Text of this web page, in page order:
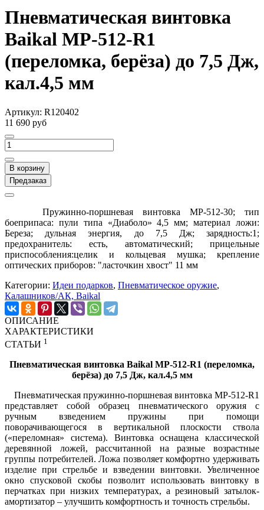
Пневматическая винтовка
Baikal МР-512-R1
(переломка, берёза) до 7,5 Дж,
кал.4,5 мм
Артикул: R120402
11 690 руб
В корзину
Предзаказ
Пружинно-поршневая винтовка MP-512-30; тип
боеприпаса: пули типа «Диаболо» 4,5 мм; материал ложи:
Береза; дульная энергия, до 7,5 Дж; зарядность:1;
предохранитель: есть, автоматический; прицельные
приспособления:целик и кольцевая мушка; крепление
оптических приборов: "ласточкин хвост" 11 мм
Категории: Идеи подарков, Пневматическое оружие,
Калашников/АК, Baikal
ОПИСАНИЕ
ХАРАКТЕРИСТИКИ
СТАТЬИ 1
Пневматическая винтовка Baikal МР-512-R1 (переломка,
берёза) до 7,5 Дж, кал.4,5 мм
Пневматическая пружинно-поршневая винтовка МР-512-R1
представляет собой образец пневматического оружия с
ручным взведением пружины при помощи
поворачивающегося в вертикальной плоскости ствола
(«переломная» система). Винтовка оснащена классической
деревянной ложей, рассчитанной на разные возрастные
группы потребителей. Ложа позволяет комфортно удерживать
изделие при стрельбе и взведении винтовки. Увеличенное
окно спусковой скобы позволит использовать винтовку в
перчатках при низких температурах, а резиновый затылок-
амортизатор – улучшить комфортность и точность стрельбы.